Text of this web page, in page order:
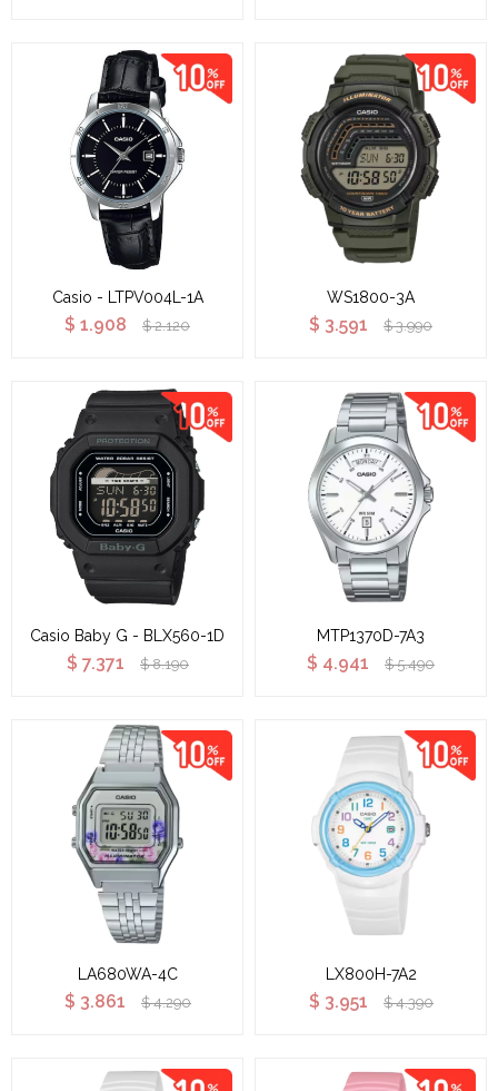
Casio - LTPV004L-1A
$ 1.908 $ 2.120
WS1800-3A
$ 3.591 $ 3.990
Casio Baby G - BLX560-1D
$ 7.371 $ 8.190
MTP1370D-7A3
$ 4.941 $ 5.490
LA680WA-4C
$ 3.861 $ 4.290
LX800H-7A2
$ 3.951 $ 4.390